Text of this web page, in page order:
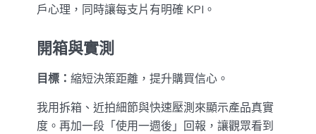
戶心理，同時讓每支片有明確 KPI。
開箱與實測
目標： 縮短決策距離，提升購買信心。
我用拆箱、近拍細節與快速壓測來顯示產品真實
度。再加一段「使用一週後」回報，讓觀眾看到